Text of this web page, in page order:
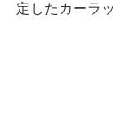
定したカーラ